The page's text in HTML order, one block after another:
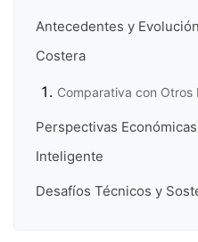
Antecedentes y
Costera
Comparativa con Otros
Perspectivas
Inteligente
Desafíos Técnicos y